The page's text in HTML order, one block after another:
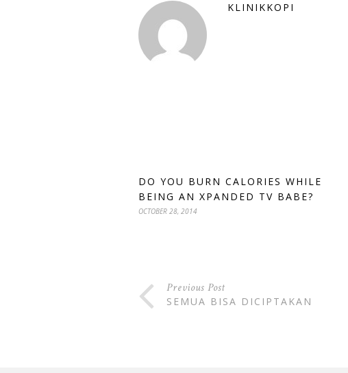
KLINIKKOPI
DO YOU BURN CALORIES WHILE
BEING AN XPANDED TV BABE?
OCTOBER 28, 2014
Previous Post
SEMUA BISA DICIPTAKAN